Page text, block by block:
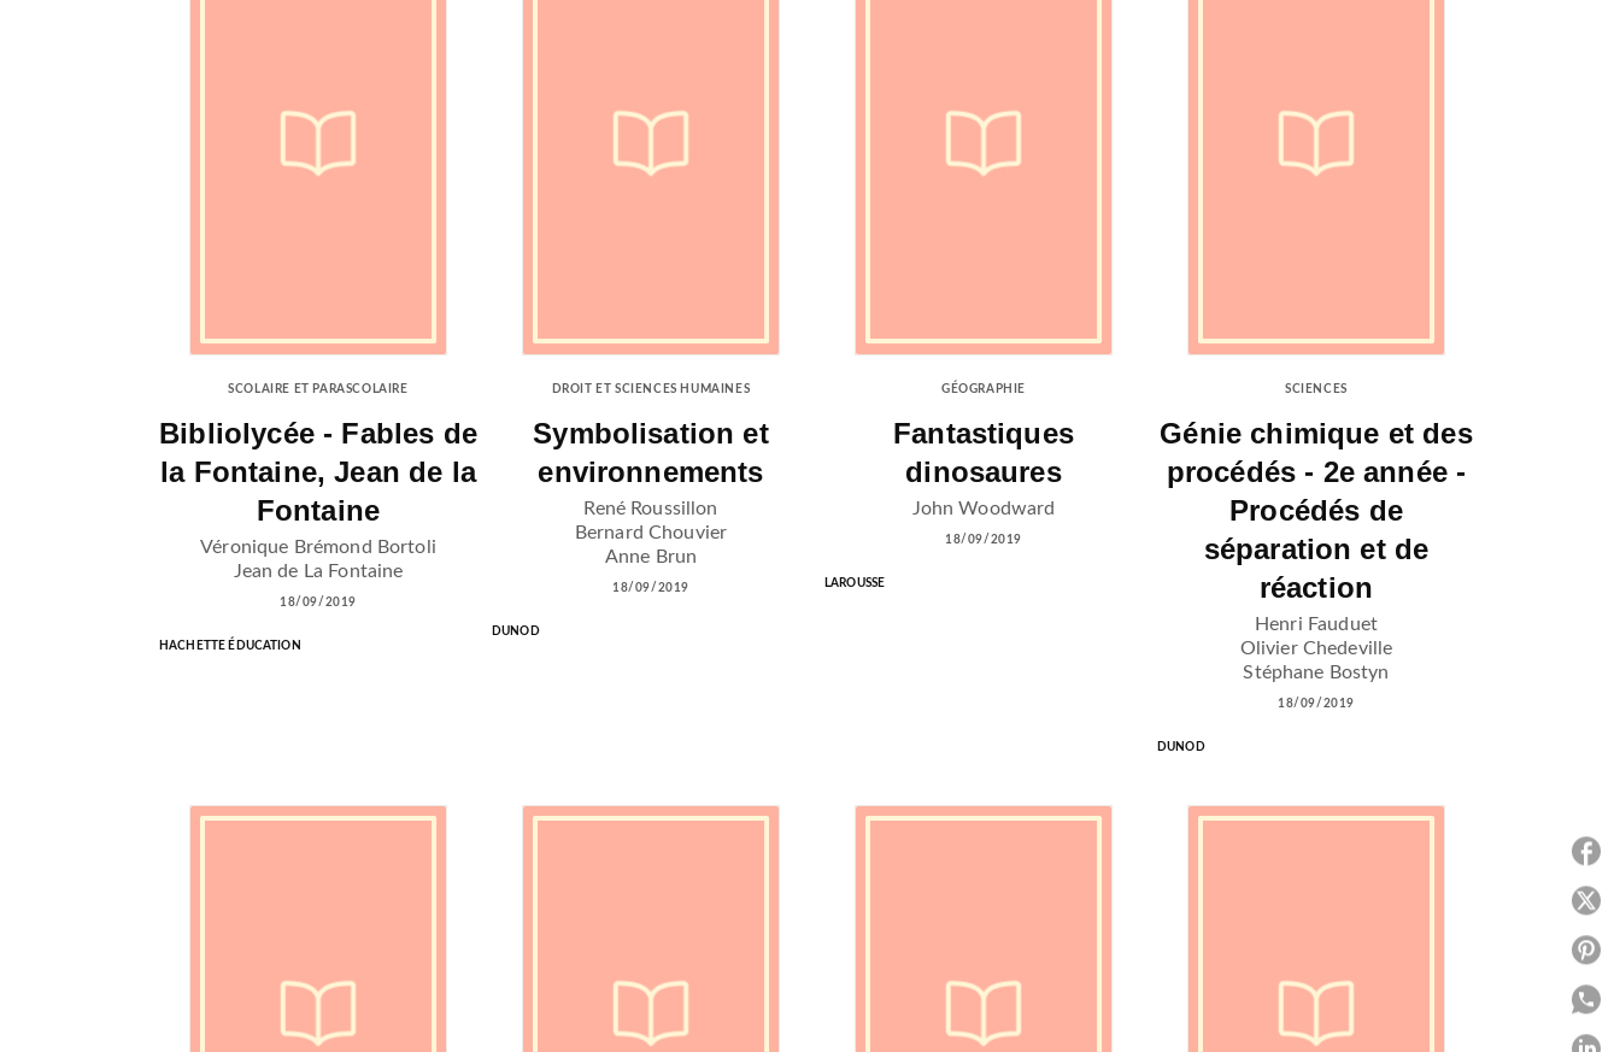
SCOLAIRE ET PARASCOLAIRE
Bibliolycée - Fables de
la Fontaine, Jean de la
Fontaine
Véronique Brémond Bortoli
Jean de La Fontaine
18/09/2019
HACHETTE ÉDUCATION
DROIT ET SCIENCES HUMAINES
Symbolisation et
environnements
René Roussillon
Bernard Chouvier
Anne Brun
18/09/2019
DUNOD
GÉOGRAPHIE
Fantastiques
dinosaures
John Woodward
18/09/2019
LAROUSSE
SCIENCES
Génie chimique et des
procédés - 2e année -
Procédés de
séparation et de
réaction
Henri Fauduet
Olivier Chedeville
Stéphane Bostyn
18/09/2019
DUNOD